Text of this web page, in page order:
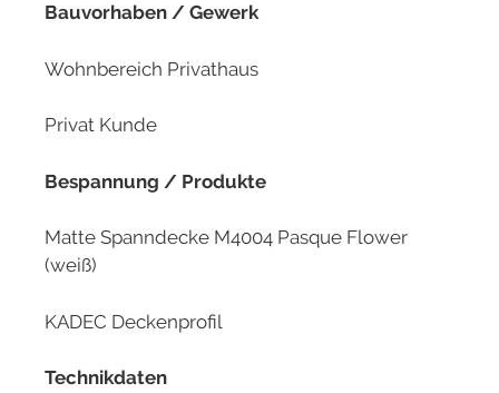
Bauvorhaben / Gewerk
Wohnbereich Privathaus
Privat Kunde
Bespannung / Produkte
Matte Spanndecke M4004 Pasque Flower
(weiß)
KADEC Deckenprofil
Technikdaten